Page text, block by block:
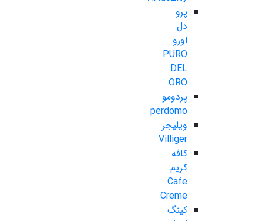
پرو
دل
اورو
PURO
DEL
ORO
پردومو
perdomo
ویلیجر
Villiger
کافه
کریم
Cafe
Creme
کینگ